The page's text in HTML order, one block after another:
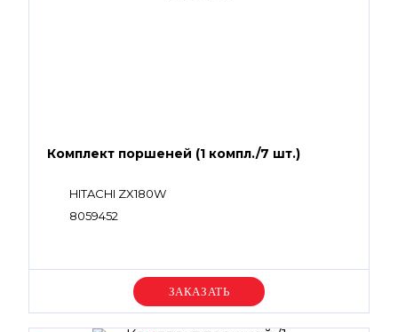
Комплект поршеней (1 компл./7 шт.)
HITACHI ZX180W
8059452
Уточняйте цену